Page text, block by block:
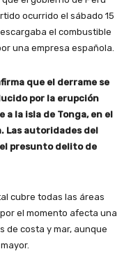
ocurrido el sábado 15
el combustible
una empresa española.
que el derrame se
por la erupción
la isla de Tonga, en el
Las autoridades del
presunto delito de
cubre todas las áreas
el momento afecta una
de costa y mar, aunque